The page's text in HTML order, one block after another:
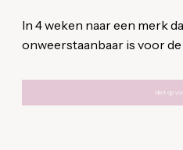
In 4 weken naar een merk
onweerstaanbaar is voor
[re]launch?
Niet op